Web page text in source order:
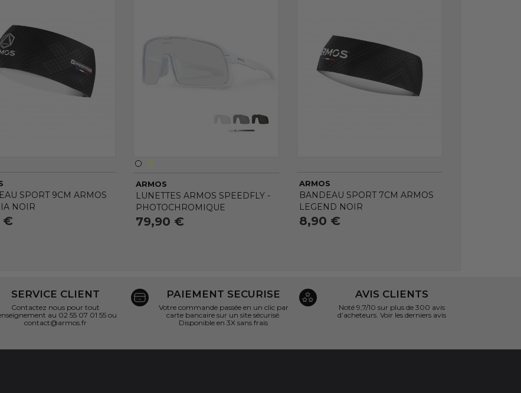
SPORT 9CM ARMOS
NOIR
€
ARMOS
LUNETTES ARMOS SPEEDFLY -
PHOTOCHROMIQUE
79,90 €
ARMOS
BANDEAU SPORT 7CM ARMOS
LEGEND NOIR
8,90 €
SERVICE CLIENT
Contactez nous pour tout
au 02 55 07 01 55 ou
contact@armos.fr
PAIEMENT SECURISE
Votre commande passée en un clic par
carte bancaire sur un site sécurisé.
Disponible en 3X sans frais
AVIS CLIENTS
Noté 9,7/10 sur plus de 300 avis
d’acheteurs.Voir les derniers avis